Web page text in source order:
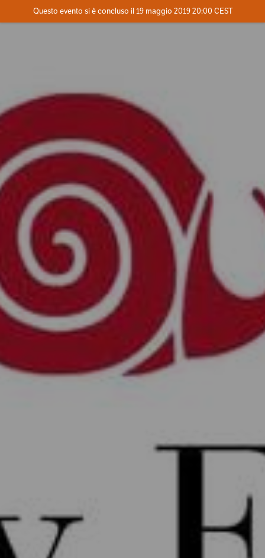
Contatta l'organizzatore
Questo evento si è concluso il 19 maggio 2019 20:00 CEST